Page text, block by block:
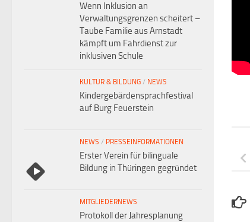
Wenn Inklusion an
Verwaltungsgrenzen scheitert –
Taube Familie aus Arnstadt
kämpft um Fahrdienst zur
inklusiven Schule
KULTUR & BILDUNG / NEWS
Kindergebärdensprachfestival
auf Burg Feuerstein
NEWS / PRESSEINFORMATIONEN
Erster Verein für bilinguale
Bildung in Thüringen gegründet
MITGLIEDERNEWS
Protokoll der Jahresplanung